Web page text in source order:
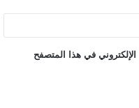
في هذا المتصفح